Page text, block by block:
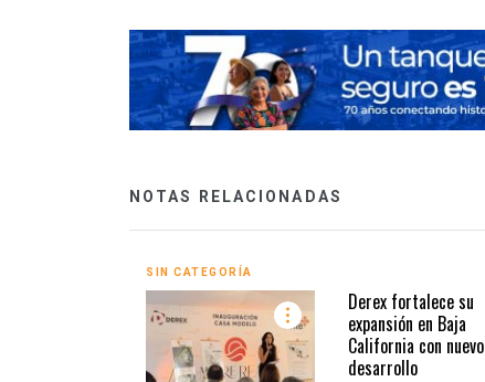
NOTAS RELACIONADAS
SIN CATEGORÍA
Derex fortalece su
expansión en Baja
California con nuevo
desarrollo